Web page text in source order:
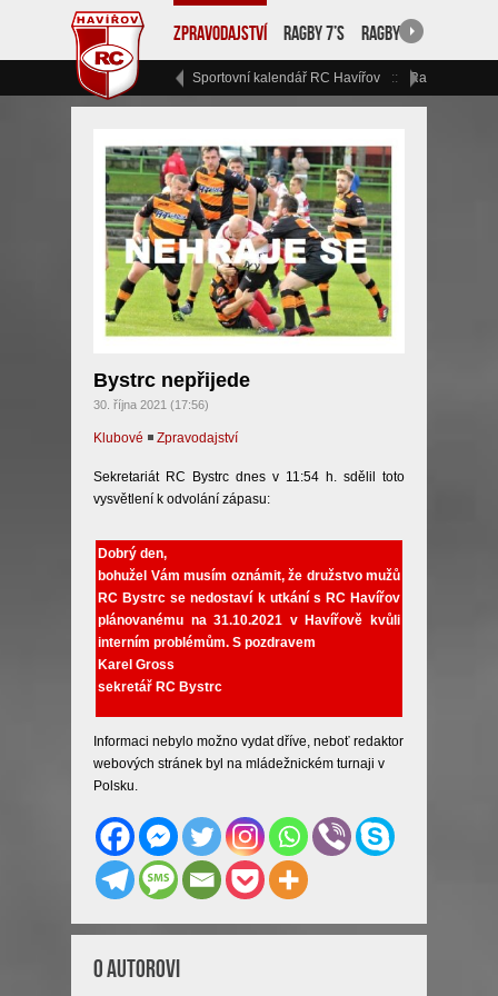
Zpravodajství Ragby 7’s Ragby 15
Sportovní kalendář RC Havířov Ragbyový
Bystrc nepřijede
30. října 2021 (17:56)
Klubové ◾ Zpravodajství
Sekretariát RC Bystrc dnes v 11:54 h. sdělil toto
vysvětlení k odvolání zápasu:
Dobrý den,
bohužel Vám musím oznámit, že družstvo mužů
RC Bystrc se nedostaví k utkání s RC Havířov
plánovanému na 31.10.2021 v Havířově kvůli
interním problémům. S pozdravem
Karel Gross
sekretář RC Bystrc
Informaci nebylo možno vydat dříve, neboť redaktor
webových stránek byl na mládežnickém turnaji v
Polsku.
O Autorovi